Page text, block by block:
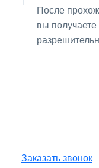
После
вы
Заказать звонок